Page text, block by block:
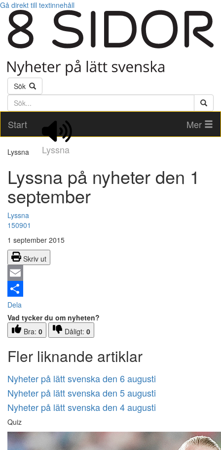
Gå direkt till textinnehåll
Sök
Söktext
Start
Lyssna
Mer
Lyssna
Lyssna på nyheter den 1
september
Lyssna
150901
1 september 2015
Skriv ut
Email
Dela
Vad tycker du om nyheten?
Bra: 0 Dåligt: 0
Fler liknande artiklar
Nyheter på lätt svenska den 6 augusti
Nyheter på lätt svenska den 5 augusti
Nyheter på lätt svenska den 4 augusti
Quiz